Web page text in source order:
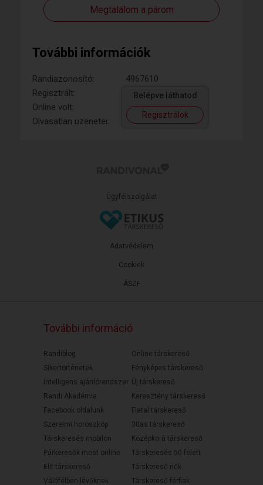
Megtalálom a párom
További információk
Randiazonosító:
4967610
Regisztrált:
Online volt:
Olvasatlan üzenetei:
Belépve láthatod
Regisztrálok
Ügyfélszolgálat
ÁSZF
Adatvédelem
Cookiek
További információ
Randiblog
Sikertörténetek
Intelligens ajánlórendszer
Randi Akadémia
Facebook oldalunk
Szerelmi horoszkóp
Társkeresés mobilon
Párkeresők most online
Elit társkereső
Válófélben lévőknek
Online társkereső
Fényképes társkereső
Új társkereső
Keresztény társkereső
Fiatal társkereső
30as társkereső
Középkorú társkereső
Társkeresés 50 felett
Társkereső nők
Társkereső férfiak